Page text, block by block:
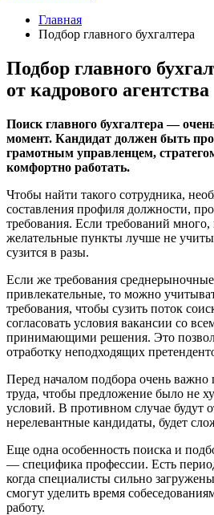
Главная
Подбор главного бухгалтера
Подбор главного
от кадрового агентства
Поиск главного бухгалтера —
момент. Кандидат должен быть
грамотным управленцем,
комфортно работать.
Чтобы найти такого сотрудника,
составления профиля должности,
требования. Если требований много,
желательные пункты лучше не
сузится в разы.
Если же требования
привлекательные, то можно
требования, чтобы сузить поток
согласовать условия вакансии со
принимающими решения. Это
отработку неподходящих
Перед началом подбора очень важно
труда, чтобы предложение было не
условий. В противном случае будут
нерелевантные кандидаты, будет
Еще одна особенность поиска и
— специфика профессии. Есть
когда специалисты сильно
смогут уделить время
работу.